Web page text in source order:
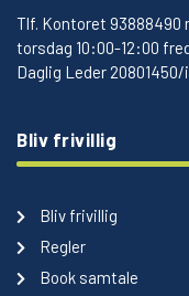
Tlf. Kontoret 93888490
torsdag 10:00-12:00
Daglig Leder
Bliv frivillig
Bliv frivillig
Regler
Book samtale